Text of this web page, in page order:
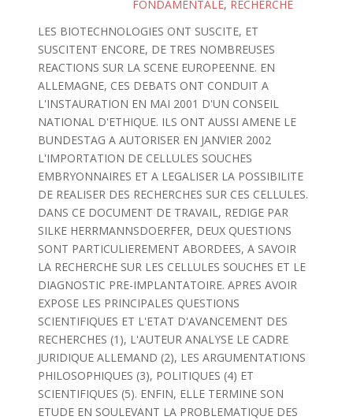
FONDAMENTALE, RECHERCHE
LES BIOTECHNOLOGIES ONT SUSCITE, ET
SUSCITENT ENCORE, DE TRES NOMBREUSES
REACTIONS SUR LA SCENE EUROPEENNE. EN
ALLEMAGNE, CES DEBATS ONT CONDUIT A
L'INSTAURATION EN MAI 2001 D'UN CONSEIL
NATIONAL D'ETHIQUE. ILS ONT AUSSI AMENE LE
BUNDESTAG A AUTORISER EN JANVIER 2002
L'IMPORTATION DE CELLULES SOUCHES
EMBRYONNAIRES ET A LEGALISER LA POSSIBILITE
DE REALISER DES RECHERCHES SUR CES CELLULES.
DANS CE DOCUMENT DE TRAVAIL, REDIGE PAR
SILKE HERRMANNSDOERFER, DEUX QUESTIONS
SONT PARTICULIEREMENT ABORDEES, A SAVOIR
LA RECHERCHE SUR LES CELLULES SOUCHES ET LE
DIAGNOSTIC PRE-IMPLANTATOIRE. APRES AVOIR
EXPOSE LES PRINCIPALES QUESTIONS
SCIENTIFIQUES ET L'ETAT D'AVANCEMENT DES
RECHERCHES (1), L'AUTEUR ANALYSE LE CADRE
JURIDIQUE ALLEMAND (2), LES ARGUMENTATIONS
PHILOSOPHIQUES (3), POLITIQUES (4) ET
SCIENTIFIQUES (5). ENFIN, ELLE TERMINE SON
ETUDE EN SOULEVANT LA PROBLEMATIQUE DES